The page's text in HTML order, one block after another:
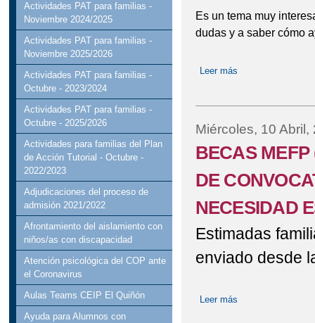
Actividades PAT para familias -
Noviembre 2024/2025
Actividades PAT para familias -
Noviembre 2025/2026
Actividades PAT para familias -
Octubre - 2023/2024
Actividades PAT para familias -
Octubre - 2025/2026
Actividades para familias del Plan
de Acción Tutorial - Octubre -
2022/2023
Adjudicaciones del proceso de
admisión 2021/2022
Afrontamiento del aislamiento con
niños/as con discapacidad
Atención psicológica del COP ante
el Coronavirus
Aulas Teams CEIP El Quiñón
Ayuda para Alumnos con
Es un tema muy
dudas y a saber cómo
Leer más
Miércoles, 10 Abril,
BECAS MEFP
DE
NECESIDAD
Estimadas
enviado desde
Leer más